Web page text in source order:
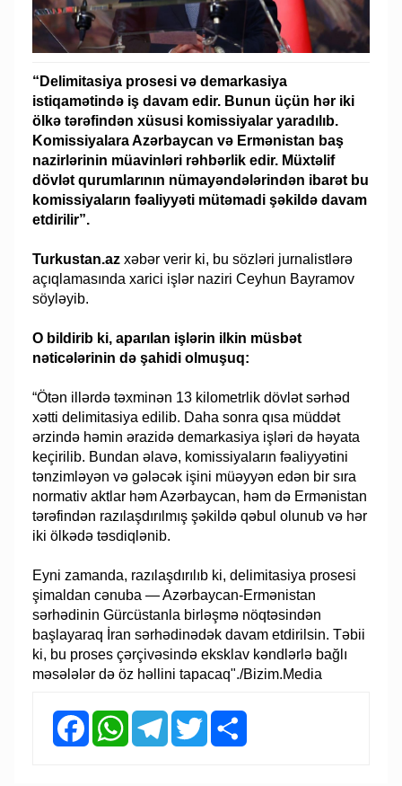
“Delimitasiya prosesi və demarkasiya
istiqamətində iş davam edir. Bunun üçün hər iki
ölkə tərəfindən xüsusi komissiyalar yaradılıb.
Komissiyalara Azərbaycan və Ermənistan baş
nazirlərinin müavinləri rəhbərlik edir. Müxtəlif
dövlət qurumlarının nümayəndələrindən ibarət bu
komissiyaların fəaliyyəti mütəmadi şəkildə davam
etdirilir”.
Turkustan.az xəbər verir ki, bu sözləri jurnalistlərə
açıqlamasında xarici işlər naziri Ceyhun Bayramov
söyləyib.
O bildirib ki, aparılan işlərin ilkin müsbət
nəticələrinin də şahidi olmuşuq:
“Ötən illərdə təxminən 13 kilometrlik dövlət sərhəd
xətti delimitasiya edilib. Daha sonra qısa müddət
ərzində həmin ərazidə demarkasiya işləri də həyata
keçirilib. Bundan əlavə, komissiyaların fəaliyyətini
tənzimləyən və gələcək işini müəyyən edən bir sıra
normativ aktlar həm Azərbaycan, həm də Ermənistan
tərəfindən razılaşdırılmış şəkildə qəbul olunub və hər
iki ölkədə təsdiqlənib.
Eyni zamanda, razılaşdırılıb ki, delimitasiya prosesi
şimaldan cənuba — Azərbaycan-Ermənistan
sərhədinin Gürcüstanla birləşmə nöqtəsindən
başlayaraq İran sərhədinədək davam etdirilsin. Təbii
ki, bu proses çərçivəsində eksklav kəndlərlə bağlı
məsələlər də öz həllini tapacaq"./Bizim.Media
FacebookWhatsAppTelegramTwitter